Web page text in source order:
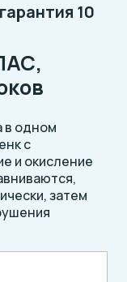
10
в одном
с
и окисление
затем